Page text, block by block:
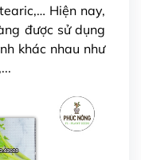
Hiện nay,
được sử dụng
khác nhau như